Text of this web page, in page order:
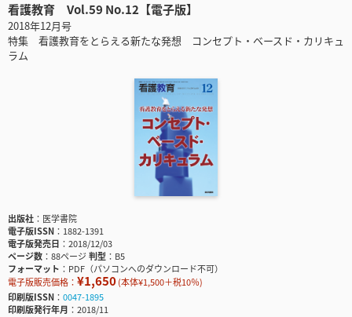
看護教育 Vol.59 No.12【電子版】
2018年12月号
特集 看護教育をとらえる新たな発想 コンセプト・ベースド・カリキュ
ラム
出版社
医学書院
電子版ISSN
1882-1391
電子版発売日
2018/12/03
ページ数
88ページ判型
B5
フォーマット
PDF（パソコンへのダウンロード不可）
電子版販売価格： ¥1,650(本体¥1,500＋税10％)
印刷版ISSN
0047-1895
印刷版発行年月
2018/11